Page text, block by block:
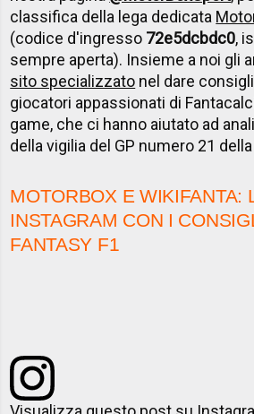
classifica della lega dedicata
(codice d'ingresso 72e5dcbdc0,
sempre aperta). Insieme a noi gli
sito specializzato nel dare
giocatori appassionati di
game, che ci hanno aiutato ad
della vigilia del GP numero 21
MOTORBOX E WIKIFANTA:
INSTAGRAM CON I
FANTASY F1